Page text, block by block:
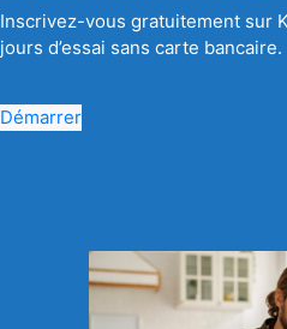
Inscrivez-vous gratuitement sur
jours d’essai sans carte bancaire.
Démarrer